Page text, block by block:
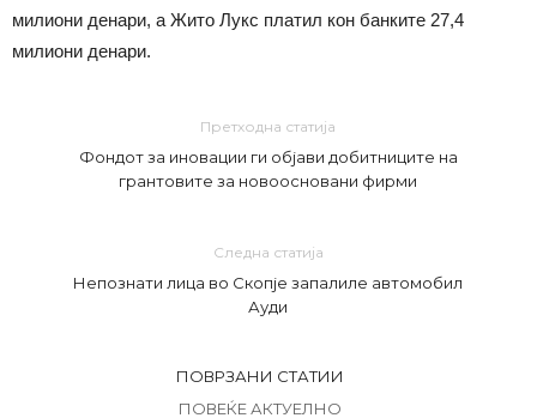
милиони денари, а Жито Лукс платил кон банките 27,4
милиони денари.
Претходна статија
Фондот за иновации ги објави добитниците на
грантовите за новоосновани фирми
Следна статија
Непознати лица во Скопје запалиле автомобил
Ауди
ПОВРЗАНИ СТАТИИ
ПОВЕЌЕ АКТУЕЛНО